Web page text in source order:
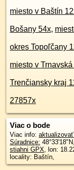
miesto v Baštín
Bošany 54x,
okres Topoľčany
miesto v
Trenčiansky kraj
27857x
Viac o bode
Viac info:
Súradnice: 48°33'18"N,
stiahni GPX, lon:
locality: Baštín,